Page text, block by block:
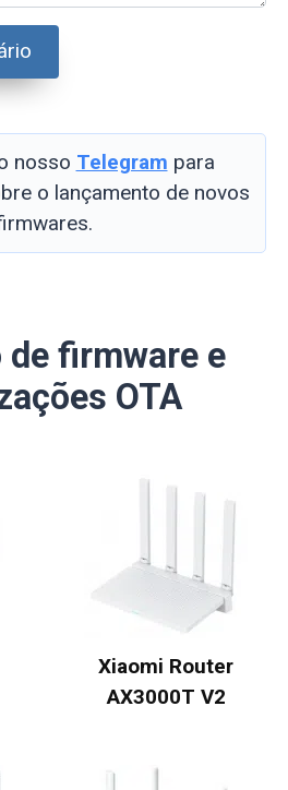
nosso Telegram para
o lançamento de novos
de firmware e
OTA
Xiaomi Router
AX3000T V2